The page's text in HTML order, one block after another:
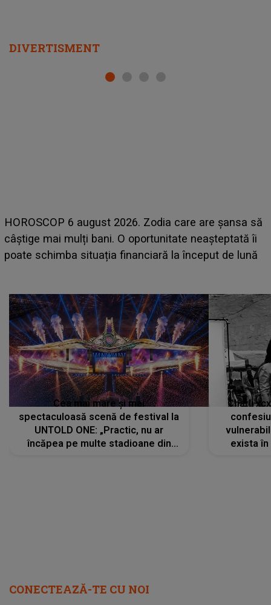
DIVERTISMENT
LINE-UP UNTOLD ONE, prima zi. Cine sunt artiștii
care deschid festivalul și de la ce ore au loc cele mai
așteptate concerte pe scena principală?
Cea mai mare și mai
spectaculoasă scenă de festival la
UNTOLD ONE: „Practic, nu ar
încăpea pe multe stadioane din
Charli
exista
CONECTEAZĂ-TE CU NOI